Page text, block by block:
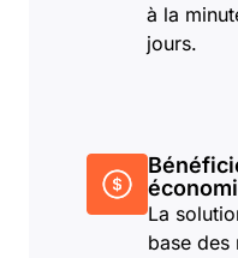
à la
jours.
La
base des